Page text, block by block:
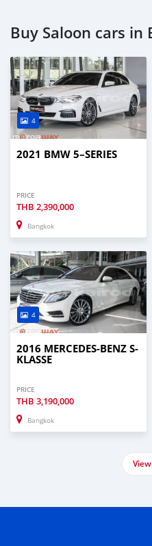
Buy Saloon cars in
4
2021 BMW 5–SERIES
PRICE
THB 2,390,000
Bangkok
4
2016 MERCEDES-BENZ S-
KLASSE
PRICE
THB 3,190,000
Bangkok